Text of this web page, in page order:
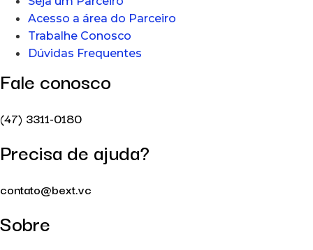
Acesso a área do Parceiro
Trabalhe Conosco
Dúvidas Frequentes
Fale conosco
(47) 3311-0180
Precisa de ajuda?
contato@bext.vc
Sobre